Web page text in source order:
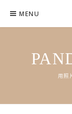
content
MENU
用照